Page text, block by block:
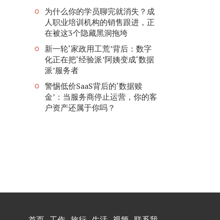
为什么你的学员聊完就消失？成
人职业培训机构的销售跟进，正
在被这3个隐藏黑洞拖垮
新一轮‘家政用工荒’背后：数字
化正在把‘经验派’阿姨变成‘数据
派’服务者
警惕低价SaaS背后的‘数据赎
金’：当服务商停止运营，你的客
户资产还属于你吗？